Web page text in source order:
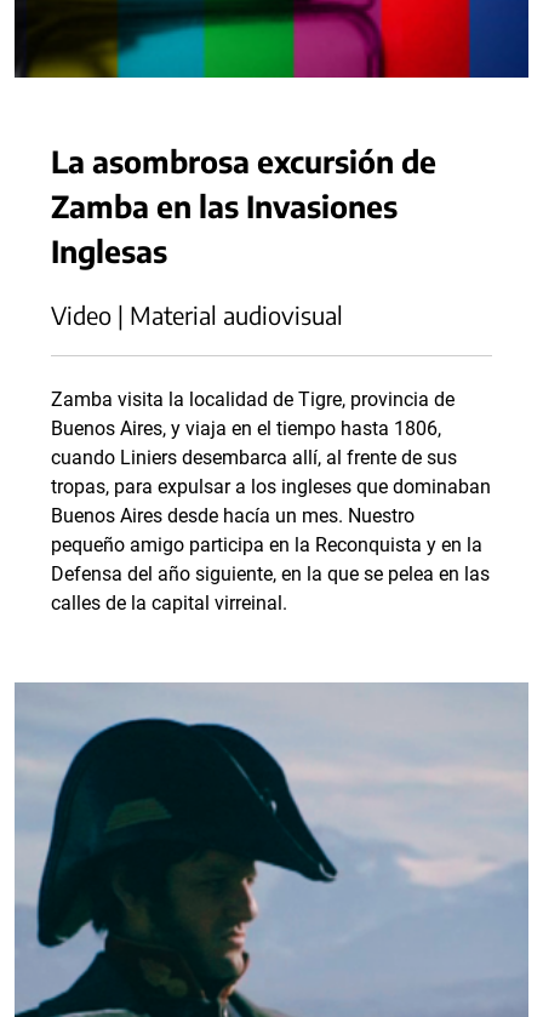
La asombrosa excursión de
Zamba en las Invasiones
Inglesas
Video | Material audiovisual
Zamba visita la localidad de Tigre, provincia de
Buenos Aires, y viaja en el tiempo hasta 1806,
cuando Liniers desembarca allí, al frente de sus
tropas, para expulsar a los ingleses que dominaban
Buenos Aires desde hacía un mes. Nuestro
pequeño amigo participa en la Reconquista y en la
Defensa del año siguiente, en la que se pelea en las
calles de la capital virreinal.